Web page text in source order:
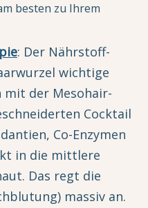
besten zu Ihrem
: Der Nährstoff-
wichtige
mit der Mesohair-
Cocktail
Co-Enzymen
in die mittlere
Das regt die
massiv an.